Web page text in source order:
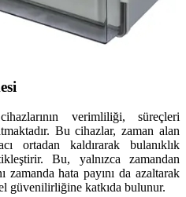
verimliliği, süreçleri
Bu cihazlar, zaman alan
ortadan kaldırarak bulanıklık
Bu, yalnızca zamandan
zamanda hata payını da azaltarak
güvenilirliğine katkıda bulunur.